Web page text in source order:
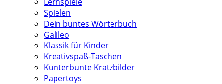
Spielen
Dein buntes Wörterbuch
Galileo
Klassik für Kinder
Kreativspaß-Taschen
Kunterbunte Kratzbilder
Papertoys